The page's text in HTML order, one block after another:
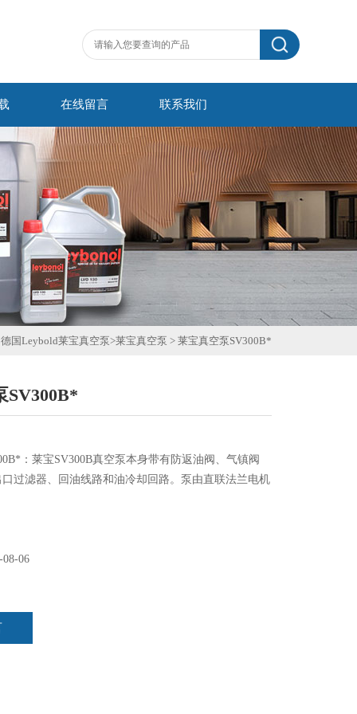
在线留言 联系我们
德国Leybold莱宝真空泵>莱宝真空泵 > 莱宝真空泵SV300B*
SV300B*
：莱宝SV300B真空泵本身带有防返油阀、气镇阀
口过滤器、回油线路和油冷却回路。泵由直联法兰电机
08-06